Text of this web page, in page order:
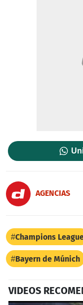
AGENCIAS
Champions
Bayern de Múnich
VIDEOS